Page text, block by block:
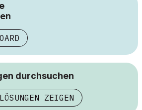
durchsuchen
ZEIGEN